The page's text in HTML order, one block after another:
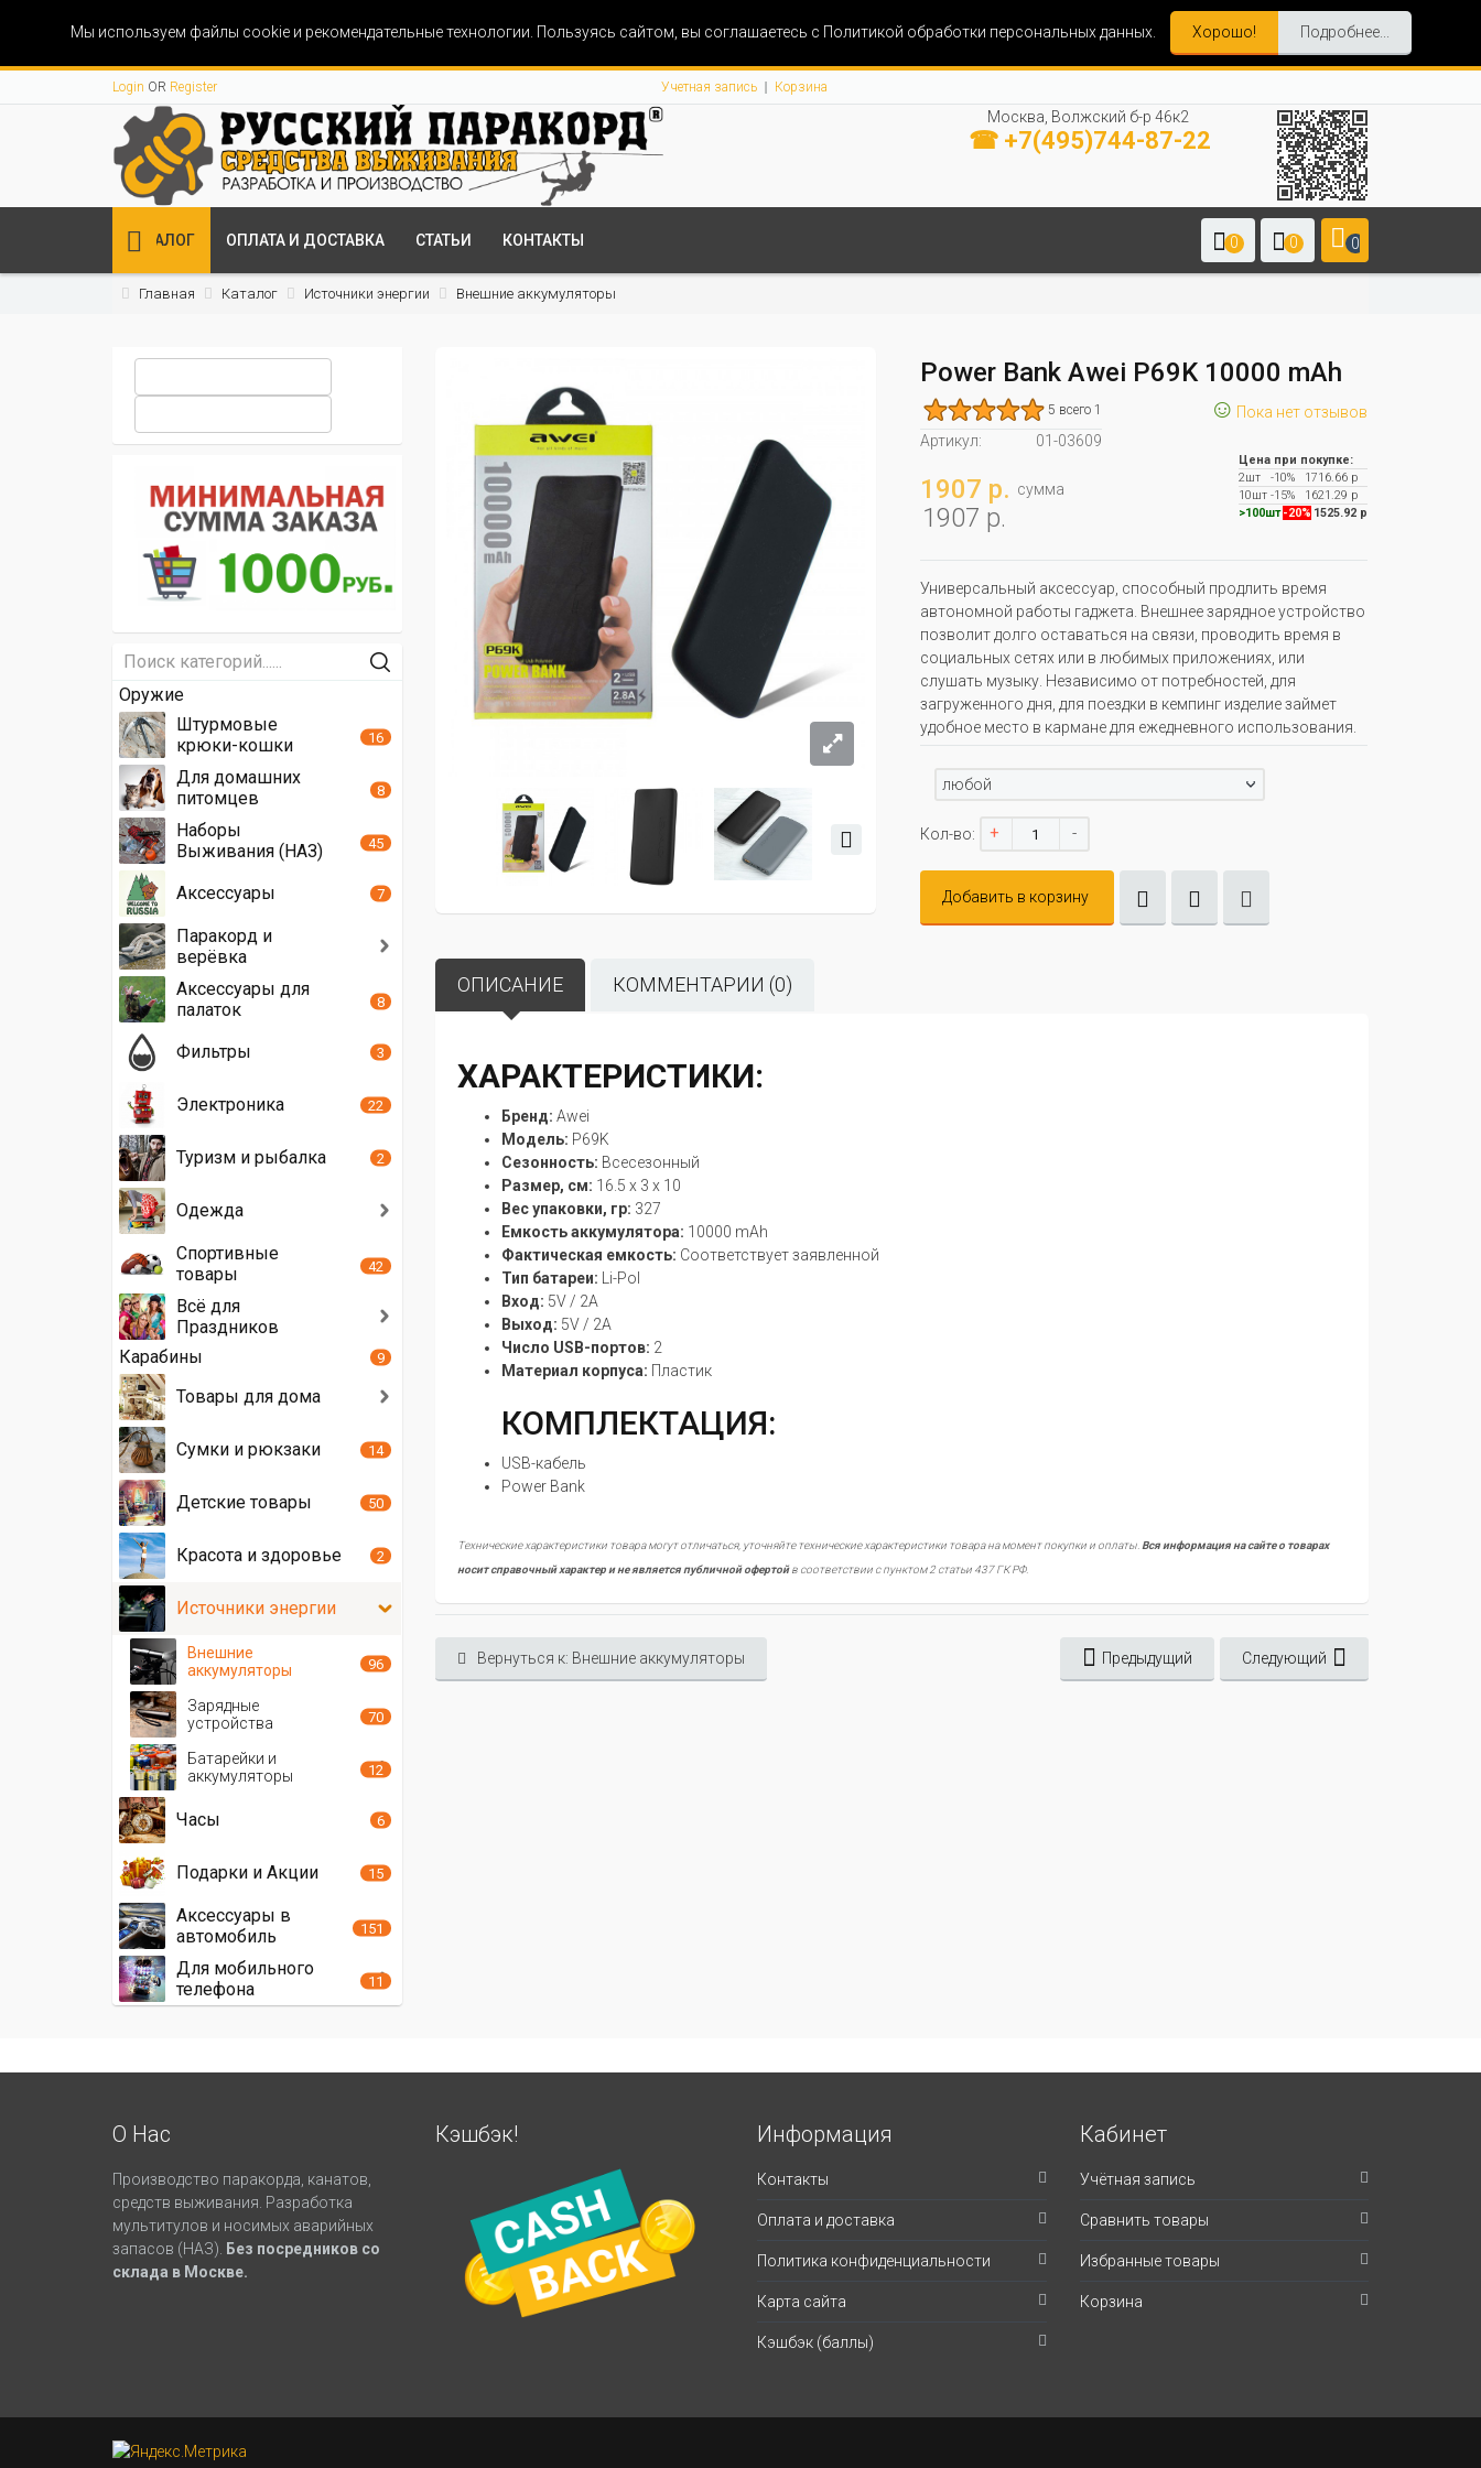
Мы используем файлы cookie и рекомендательные технологии. Пользуясь сайтом, вы соглашаетесь с Политикой обработки персональных данных. Хорошо! Подробнее...
Login OR Register Учетная запись Корзина
Москва, Волжский б-р 46к2
☎ +7(495)744-87-22
КАТАЛОГ ОПЛАТА И ДОСТАВКА СТАТЬИ КОНТАКТЫ 0 0 0
Главная Каталог Источники энергии Внешние аккумуляторы
Power Bank Awei P69K 10000 mAh
5 всего 1 ☺ Пока нет отзывов
Артикул:
01-03609
1907 р. сумма
1907 р.
Цена при покупке:
2шт
-10%
1716.66 р
10шт -15%
1621.29 р
>100шт -20% 1525.92 р
Универсальный аксессуар, способный продлить время
автономной работы гаджета. Внешнее зарядное устройство
позволит долго оставаться на связи, проводить время в
социальных сетях или в любимых приложениях, или
слушать музыку. Независимо от потребностей, для
загруженного дня, для поездки в кемпинг изделие займет
удобное место в кармане для ежедневного использования.
любой
Кол-во: + -
Добавить в корзину
ОПИСАНИЕ КОММЕНТАРИИ (0)
ХАРАКТЕРИСТИКИ:
Бренд: Awei
Модель: P69K
Сезонность: Всесезонный
Размер, см: 16.5 x 3 x 10
Вес упаковки, гр: 327
Емкость аккумулятора: 10000 mAh
Фактическая емкость: Соответствует заявленной
Тип батареи: Li-Pol
Вход: 5V / 2A
Выход: 5V / 2A
Число USB-портов: 2
Материал корпуса: Пластик
КОМПЛЕКТАЦИЯ:
USB-кабель
Power Bank
Технические характеристики товара могут отличаться, уточняйте технические характеристики товара на момент покупки и оплаты. Вся информация на сайте о товарах
носит справочный характер и не является публичной офертойв соответствии с пунктом 2 статьи 437 ГК РФ.
Вернуться к: Внешние аккумуляторы Предыдущий Следующий
Оружие
Штурмовые
крюки-кошки
16
Для домашних
питомцев
8
Наборы
Выживания (НАЗ)
45
Аксессуары 7
Паракорд и
верёвка
Аксессуары для
палаток
8
Фильтры 3
Электроника 22
Туризм и рыбалка 2
Одежда
Спортивные
товары
42
Всё для
Праздников
Карабины
9
Товары для дома
Сумки и рюкзаки 14
Детские товары 50
Красота и здоровье 2
Источники энергии
Внешние
аккумуляторы
96
Зарядные
устройства
70
Батарейки и
аккумуляторы
12
Часы 6
Подарки и Акции 15
Аксессуары в
автомобиль
151
Для мобильного
телефона
11
О Нас
Производство паракорда, канатов,
средств выживания. Разработка
мультитулов и носимых аварийных
запасов (НАЗ).
Без посредников со
склада в Москве.
Кэшбэк! Информация
Контакты
Оплата и доставка
Политика конфиденциальности
Карта сайта
Кэшбэк (баллы)
Кабинет
Учётная запись
Сравнить товары
Избранные товары
Корзина